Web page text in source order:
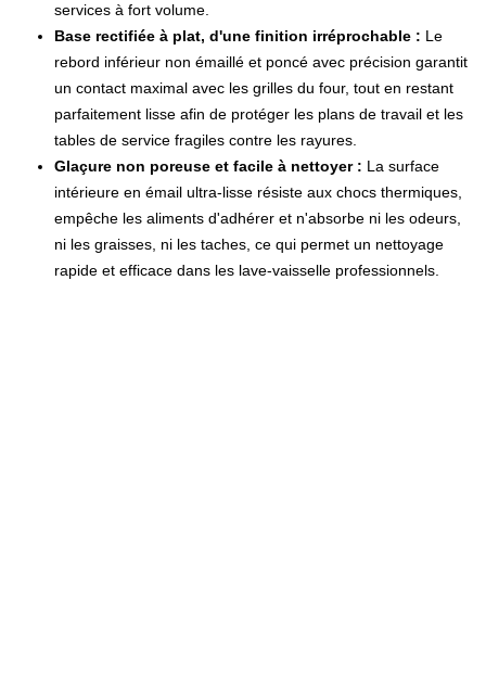
services à fort volume.
Base rectifiée à plat, d'une finition irréprochable : Le
rebord inférieur non émaillé et poncé avec précision garantit
un contact maximal avec les grilles du four, tout en restant
parfaitement lisse afin de protéger les plans de travail et les
tables de service fragiles contre les rayures.
Glaçure non poreuse et facile à nettoyer : La surface
intérieure en émail ultra-lisse résiste aux chocs thermiques,
empêche les aliments d'adhérer et n'absorbe ni les odeurs,
ni les graisses, ni les taches, ce qui permet un nettoyage
rapide et efficace dans les lave-vaisselle professionnels.